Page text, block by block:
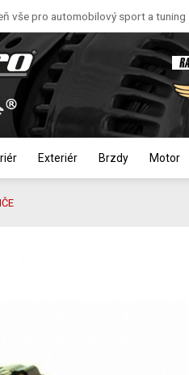
vše pro automobilový sport a tuning
Exteriér Brzdy Motor